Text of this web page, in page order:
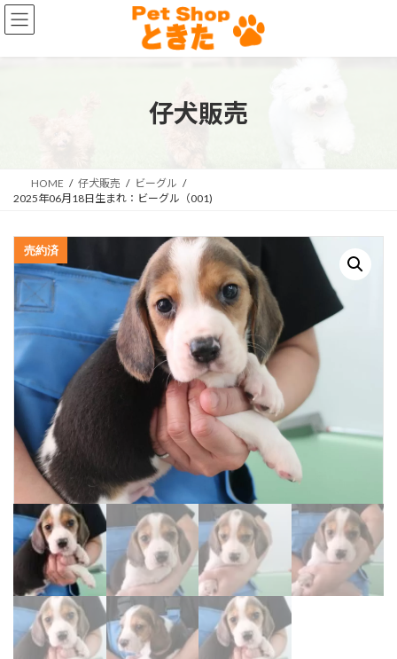
コ
ン
ン
ナ
ビ
ー
仔犬販売
HOME 仔犬販売
ビーグル
2025年06月18日生まれ：ビーグル（001)
売約済